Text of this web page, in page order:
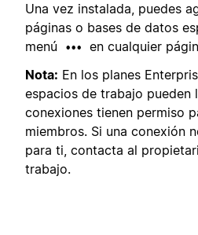
Una vez instalada, puedes
páginas o bases de datos
menú
•••
en cualquier
Nota: En los planes
espacios de trabajo pueden
conexiones tienen permiso
miembros. Si una conexión
para ti, contacta al
trabajo.